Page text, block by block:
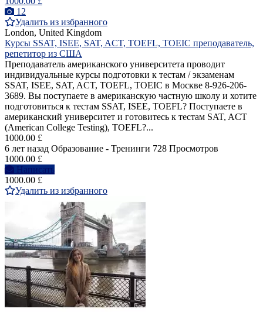
12
Удалить из избранного
London, United Kingdom
Курсы SSAT, ISEE, SAT, ACT, TOEFL, TOEIC преподаватель,
репетитор из США
Преподаватель американского университета проводит
индивидуальные курсы подготовки к тестам / экзаменам
SSAT, ISEE, SAT, ACT, TOEFL, TOEIC в Москве 8-926-206-
3689. Вы поступаете в американскую частную школу и хотите
подготовиться к тестам SSAT, ISEE, TOEFL? Поступаете в
американский университет и готовитесь к тестам SAT, ACT
(American College Testing), TOEFL?...
1000.00 £
6 лет назад Образование - Тренинги 728 Просмотров
1000.00 £
Написать
1000.00 £
Удалить из избранного